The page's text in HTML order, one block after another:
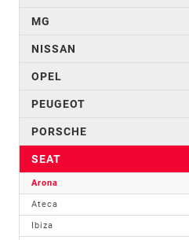
MG
NISSAN
OPEL
PEUGEOT
PORSCHE
SEAT
Arona
Ateca
Ibiza